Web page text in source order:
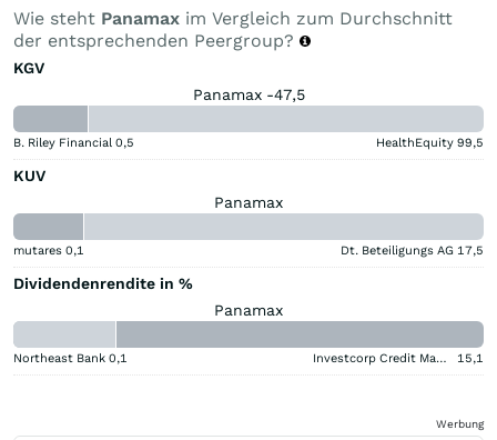
Wie steht Panamax im Vergleich zum Durchschnitt
der entsprechenden Peergroup?
KGV
Panamax -47,5
B. Riley Financial 0,5 HealthEquity 99,5
KUV
Panamax
mutares 0,1 Dt. Beteiligungs AG 17,5
Dividendenrendite in %
Panamax
Northeast Bank 0,1 Investcorp Credit Management BDC 15,1
Werbung